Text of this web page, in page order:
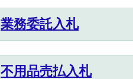
業務委託入札
不用品売払入札